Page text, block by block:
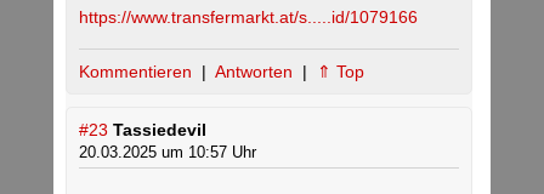
https://www.transfermarkt.at/s.....id/1079166
Kommentieren | Antworten | ⇑ Top
#23 Tassiedevil
20.03.2025 um 10:57 Uhr